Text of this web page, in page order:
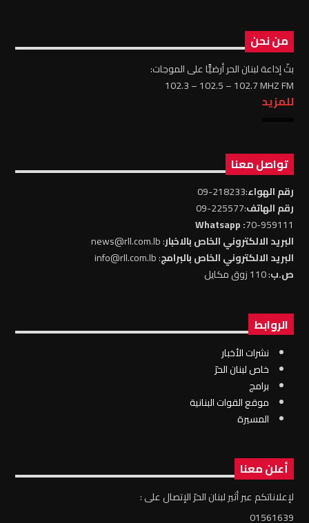
من نحن
بثّ إذاعة لبنان الحر أرضيًّا على الموجات:
102.3 – 102.5 – 102.7 MHZ FM
للمزيد
تواصل معنا
رقم الهواء:218233-09
رقم الهاتف:225577-09
70-959111
: Whatsapp
البريد الالكتروني الخاص بالاخبار: news@rll.com.lb
البريد الالكتروني الخاص بالبرامج: info@rll.com.lb
ص.ب: 110 زوق مكايل
الروابط
نشرات الأخبار
خاص لبنان الحرّ
برامج
موقع القوات البنانية
المسيرة
أعلن معنا
لإعلاناتكم عبر أثير لبنان الحرّ الإتصال على :
01561639